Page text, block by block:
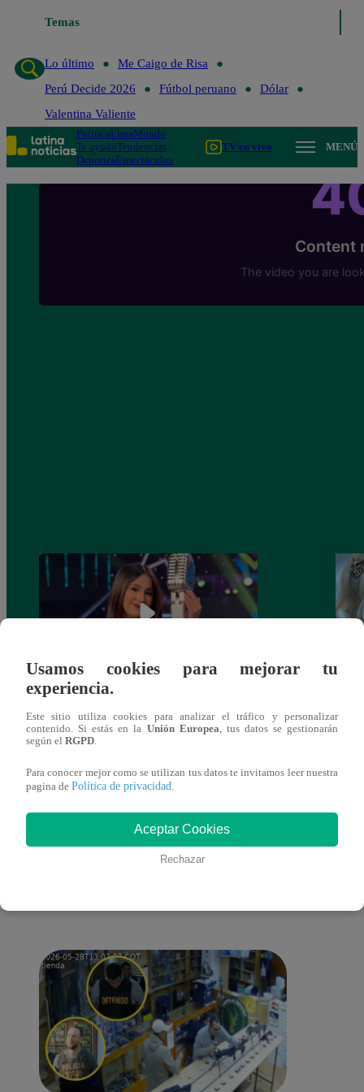
Temas
Lo último
Me Caigo de Risa
Perú Decide 2026
Fútbol peruano
Dólar
Valentina Valiente
PolíticaLimaMundo
Te ayudoTendencias
DeportesEspectáculos
TV en vivo MENÚ
ganadora de Yo Soy: Nueva Generación!
También te puede
interesar
Usamos cookies para mejorar tu
experiencia.
Este sitio utiliza cookies para analizar el tráfico y personalizar
contenido. Si estás en la Unión Europea , tus datos se gestionarán
según el RGPD
Para conocer mejor como se utilizan tus datos te invitamos leer nuestra
pagina de Política de privacidad
Aceptar Cookies
Rechazar